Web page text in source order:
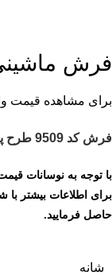
فرش
برای مشاهده قیمت
فرش کد 9509 طرح پگاه نگین مشهد هلال
با توجه به نوسانات
برای اطلاعات بیشتر با
حاصل فرمایید.
شانه